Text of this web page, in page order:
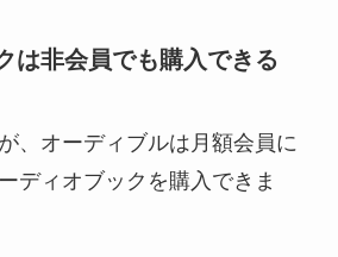
は非会員でも購入できる
、オーディブルは月額会員に
ディオブックを購入できま